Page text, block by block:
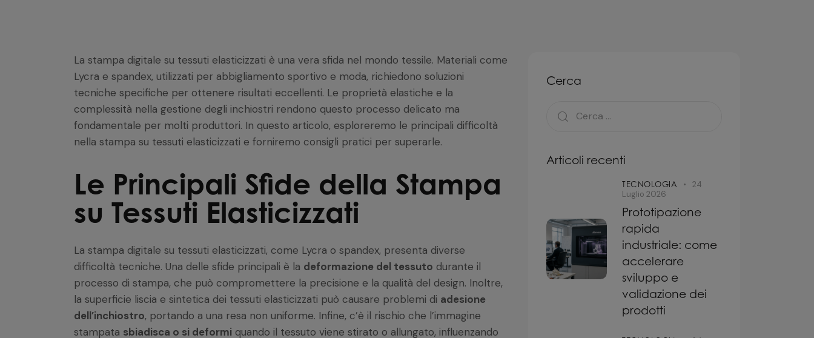
La stampa digitale su tessuti elasticizzati è una vera sfida nel mondo tessile. Materiali come
Lycra e spandex, utilizzati per abbigliamento sportivo e moda, richiedono soluzioni
tecniche specifiche per ottenere risultati eccellenti. Le proprietà elastiche e la
complessità nella gestione degli inchiostri rendono questo processo delicato ma
fondamentale per molti produttori. In questo articolo, esploreremo le principali difficoltà
nella stampa su tessuti elasticizzati e forniremo consigli pratici per superarle.
Le Principali Sfide della Stampa
su Tessuti Elasticizzati
La stampa digitale su tessuti elasticizzati, come Lycra o spandex, presenta diverse
difficoltà tecniche. Una delle sfide principali è la deformazione del tessuto durante il
processo di stampa, che può compromettere la precisione e la qualità del design. Inoltre,
la superficie liscia e sintetica dei tessuti elasticizzati può causare problemi di adesione
dell’inchiostro, portando a una resa non uniforme. Infine, c’è il rischio che l’immagine
stampata sbiadisca o si deformi quando il tessuto viene stirato o allungato, influenzando
Cerca
Articoli recenti
TECNOLOGIA
24
Luglio 2026
Prototipazione
rapida
industriale: come
accelerare
sviluppo e
validazione dei
prodotti